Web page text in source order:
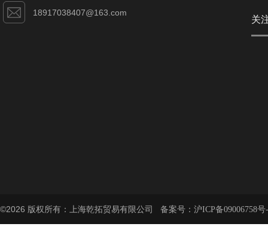
18917038407@163.com
关
©2026 版权所有：上海乾拓贸易有限公司 备案号： 沪ICP备09006758号